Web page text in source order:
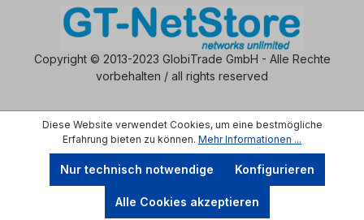
Copyright © 2013-2023 GlobiTrade GmbH - Alle Rechte
vorbehalten / all rights reserved
Diese Website verwendet Cookies, um eine bestmögliche
Erfahrung bieten zu können. Mehr Informationen ...
Nur technisch notwendige Konfigurieren
Alle Cookies akzeptieren